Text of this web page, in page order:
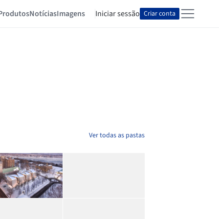
NotíciasImagens Iniciar sessão Criar conta
Ver todas as pastas